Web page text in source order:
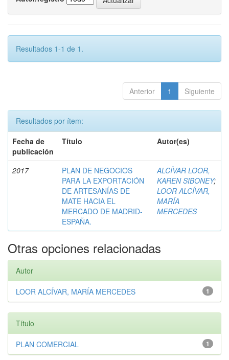
Resultados 1-1 de 1.
Anterior 1 Siguiente
Resultados por ítem:
Fecha de
publicación
Título Autor(es)
2017
PLAN DE NEGOCIOS
PARA LA EXPORTACIÓN
DE ARTESANÍAS DE
MATE HACIA EL
MERCADO DE MADRID-
ESPAÑA.
ALCÍVAR LOOR,
KAREN SIBONEY;
LOOR ALCÍVAR,
MARÍA
MERCEDES
Otras opciones relacionadas
Autor
1
LOOR ALCÍVAR, MARÍA MERCEDES
Título
1
PLAN COMERCIAL